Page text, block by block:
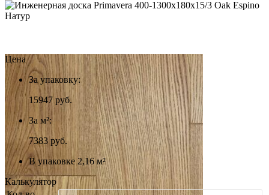
Цена
За упаковку:
15947руб.
За м²:
7383 руб.
В упаковке 2,16 м²
Калькулятор